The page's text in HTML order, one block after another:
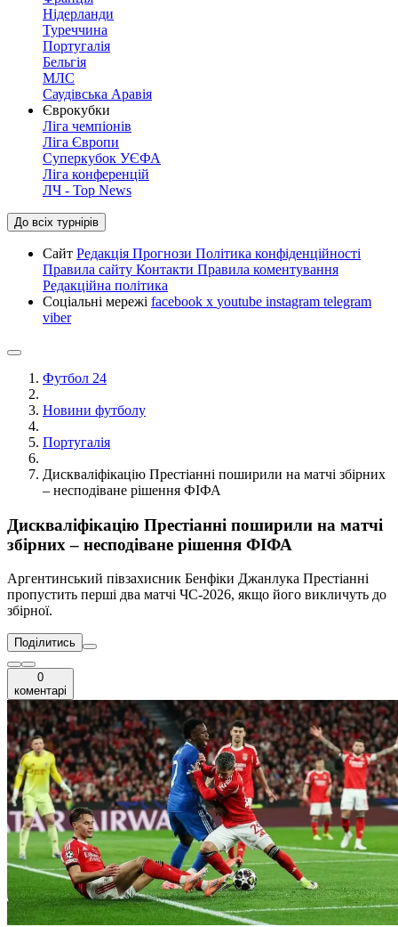
Нідерланди
Туреччина
Португалія
Бельгія
МЛС
Саудівська Аравія
Єврокубки
Ліга чемпіонів
Ліга Європи
Суперкубок УЄФА
Ліга конференцій
ЛЧ - Top News
До всіх турнірів
Сайт Редакція Прогнози Політика конфіденційності
Правила сайту Контакти Правила коментування
Редакційна політика
Соціальні мережі facebook x youtube instagram telegram
viber
Футбол 24
Новини футболу
Португалія
Дискваліфікацію Престіанні поширили на матчі збірних
– несподіване рішення ФІФА
Дискваліфікацію Престіанні поширили на матчі
збірних – несподіване рішення ФІФА
Аргентинський півзахисник Бенфіки Джанлука Престіанні
пропустить перші два матчі ЧС-2026, якщо його викличуть до
збірної.
Поділитись
0
коментарі